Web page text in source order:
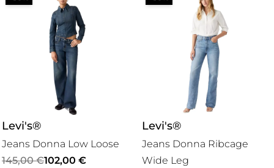
Levi's®
Jeans Donna Low Loose
145,00€
Il
102,00 €
Il
Levi's®
Jeans Donna Ribcage
Wide Leg